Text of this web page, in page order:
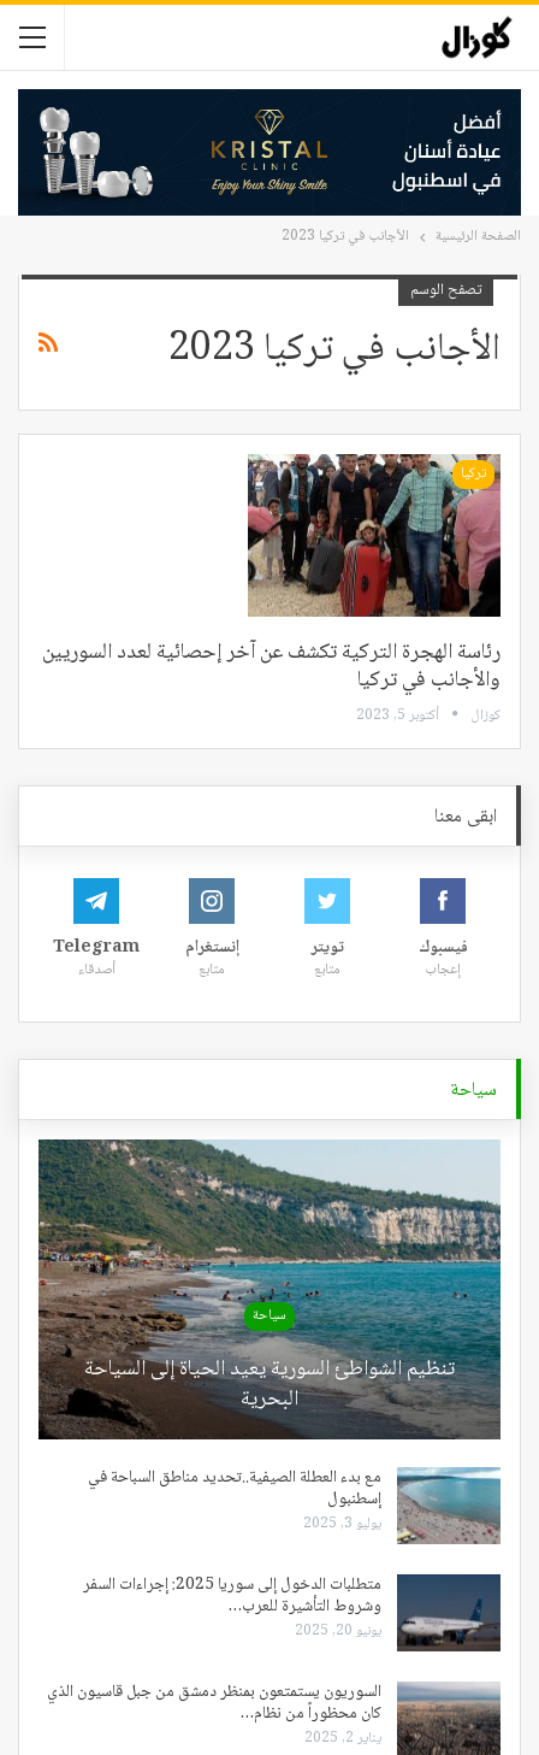
الصفحة الرئيسية الأجانب في تركيا 2023
تصفح الوسم
الأجانب في تركيا 2023
تركيا
رئاسة الهجرة التركية تكشف عن آخر إحصائية لعدد السوريين
والأجانب في تركيا
كوزال أكتوبر 5, 2023
ابقى معنا
فيسبوك
إعجاب
تويتر
متابع
إنستغرام
متابع
Telegram
أصدقاء
سياحة
سياحة
تنظيم الشواطئ السورية يعيد الحياة إلى السياحة
البحرية
مع بدء العطلة الصيفية..تحديد مناطق السباحة في
إسطنبول
يوليو 3, 2025
متطلبات الدخول إلى سوريا 2025: إجراءات السفر
وشروط التأشيرة للعرب…
يونيو 20, 2025
السوريون يستمتعون بمنظر دمشق من جبل قاسيون الذي
كان محظوراً من نظام…
يناير 2, 2025